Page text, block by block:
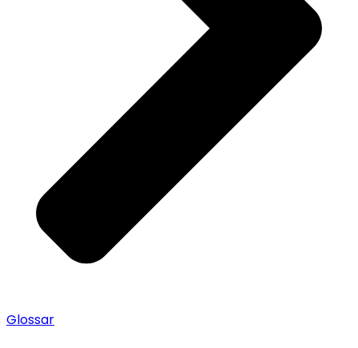
Glossar